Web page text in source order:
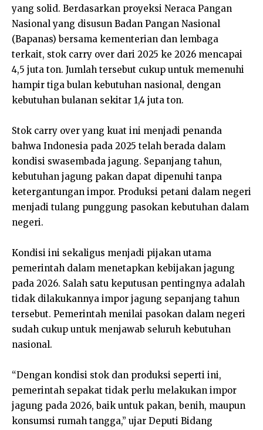
yang solid. Berdasarkan proyeksi Neraca Pangan
Nasional yang disusun Badan Pangan Nasional
(Bapanas) bersama kementerian dan lembaga
terkait, stok carry over dari 2025 ke 2026 mencapai
4,5 juta ton. Jumlah tersebut cukup untuk memenuhi
hampir tiga bulan kebutuhan nasional, dengan
kebutuhan bulanan sekitar 1,4 juta ton.
Stok carry over yang kuat ini menjadi penanda
bahwa Indonesia pada 2025 telah berada dalam
kondisi swasembada jagung. Sepanjang tahun,
kebutuhan jagung pakan dapat dipenuhi tanpa
ketergantungan impor. Produksi petani dalam negeri
menjadi tulang punggung pasokan kebutuhan dalam
negeri.
Kondisi ini sekaligus menjadi pijakan utama
pemerintah dalam menetapkan kebijakan jagung
pada 2026. Salah satu keputusan pentingnya adalah
tidak dilakukannya impor jagung sepanjang tahun
tersebut. Pemerintah menilai pasokan dalam negeri
sudah cukup untuk menjawab seluruh kebutuhan
nasional.
“Dengan kondisi stok dan produksi seperti ini,
pemerintah sepakat tidak perlu melakukan impor
jagung pada 2026, baik untuk pakan, benih, maupun
konsumsi rumah tangga,” ujar Deputi Bidang